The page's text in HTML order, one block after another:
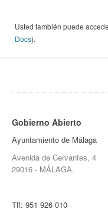
Usted también puede
Docs).
Gobierno Abierto
Ayuntamiento de Málaga
Avenida de Cervantes, 4
29016 - MÁLAGA.
Tlf: 951 926 010